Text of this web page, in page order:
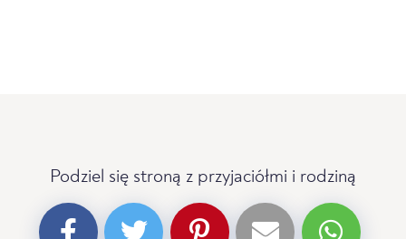
Podziel się stroną z przyjaciółmi i rodziną